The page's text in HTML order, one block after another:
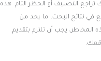
التصنيف أو الحظر التام. هذه
في نتائج البحث، ما يحد من
يجب أن تلتزم بتقديم